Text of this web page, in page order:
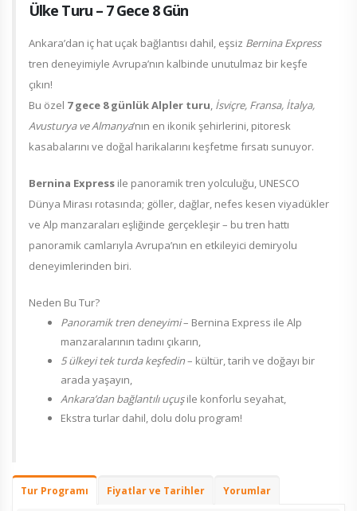
Ülke Turu – 7 Gece 8 Gün
Ankara’dan iç hat uçak bağlantısı dahil, eşsiz Bernina Express
tren deneyimiyle Avrupa’nın kalbinde unutulmaz bir keşfe
çıkın!
Bu özel 7 gece 8 günlük Alpler turu, İsviçre, Fransa, İtalya,
Avusturya ve Almanya’nın en ikonik şehirlerini, pitoresk
kasabalarını ve doğal harikalarını keşfetme fırsatı sunuyor.
Bernina Express ile panoramik tren yolculuğu, UNESCO
Dünya Mirası rotasında; göller, dağlar, nefes kesen viyadükler
ve Alp manzaraları eşliğinde gerçekleşir – bu tren hattı
panoramik camlarıyla Avrupa’nın en etkileyici demiryolu
deneyimlerinden biri.
Neden Bu Tur?
Panoramik tren deneyimi– Bernina Express ile Alp
manzaralarının tadını çıkarın,
5 ülkeyi tek turda keşfedin– kültür, tarih ve doğayı bir
arada yaşayın,
Ankara’dan bağlantılı uçuşile konforlu seyahat,
Ekstra turlar dahil, dolu dolu program!
Tur Programı Fiyatlar ve Tarihler Yorumlar